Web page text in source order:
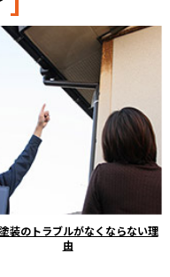
装のトラブルがなくならない理
由